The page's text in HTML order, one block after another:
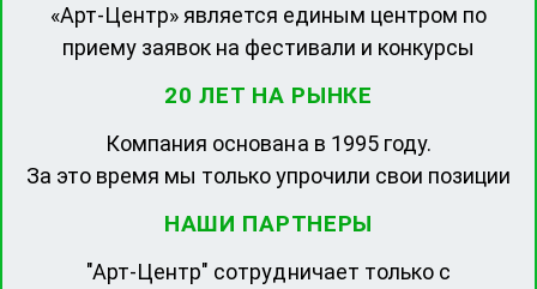
«Арт-Центр» является единым центром по
приему заявок на фестивали и конкурсы
20 ЛЕТ НА РЫНКЕ
Компания основана в 1995 году.
За это время мы только упрочили свои позиции
НАШИ ПАРТНЕРЫ
"Арт-Центр" сотрудничает только с